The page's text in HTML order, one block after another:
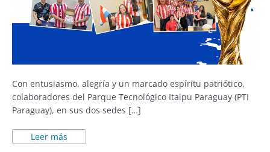
Con entusiasmo, alegría y un marcado espíritu patriótico,
colaboradores del Parque Tecnológico Itaipu Paraguay (PTI
Paraguay), en sus dos sedes […]
Leer más